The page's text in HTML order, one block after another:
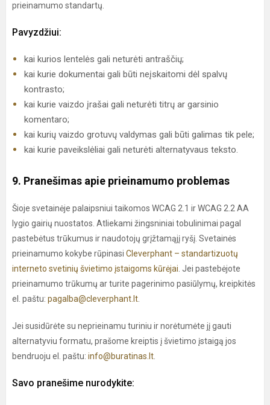
prieinamumo standartų.
Pavyzdžiui:
kai kurios lentelės gali neturėti antraščių;
kai kurie dokumentai gali būti neįskaitomi dėl spalvų
kontrasto;
kai kurie vaizdo įrašai gali neturėti titrų ar garsinio
komentaro;
kai kurių vaizdo grotuvų valdymas gali būti galimas tik pele;
kai kurie paveikslėliai gali neturėti alternatyvaus teksto.
9. Pranešimas apie prieinamumo problemas
Šioje svetainėje palaipsniui taikomos WCAG 2.1 ir WCAG 2.2 AA
lygio gairių nuostatos. Atliekami žingsniniai tobulinimai pagal
pastebėtus trūkumus ir naudotojų grįžtamąjį ryšį. Svetainės
prieinamumo kokybe rūpinasi Cleverphant – standartizuotų
interneto svetinių švietimo įstaigoms kūrėjai . Jei pastebėjote
prieinamumo trūkumų ar turite pagerinimo pasiūlymų, kreipkitės
el. paštu: pagalba@cleverphant.lt
Jei susidūrėte su neprieinamu turiniu ir norėtumėte jį gauti
alternatyviu formatu, prašome kreiptis į švietimo įstaigą jos
bendruoju el. paštu: info@buratinas.lt
Savo pranešime nurodykite: